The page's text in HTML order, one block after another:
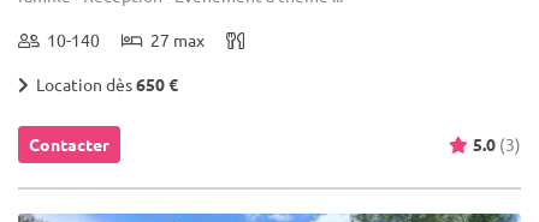
10-140 27 max
Location dès650 €
Contacter 5.0 (3)